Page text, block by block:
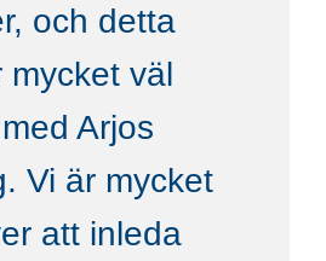
och detta
mycket väl
Arjos
Vi är mycket
att inleda